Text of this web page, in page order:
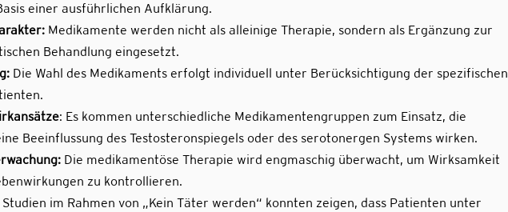
einer ausführlichen Aufklärung.
Medikamente werden nicht als alleinige Therapie, sondern als Ergänzung zur
Behandlung eingesetzt.
Die Wahl des Medikaments erfolgt individuell unter Berücksichtigung der spezifischen
: Es kommen unterschiedliche Medikamentengruppen zum Einsatz, die
Beeinflussung des Testosteronspiegels oder des serotonergen Systems wirken.
Die medikamentöse Therapie wird engmaschig überwacht, um Wirksamkeit
zu kontrollieren.
im Rahmen von „Kein Täter werden“ konnten zeigen, dass Patienten unter